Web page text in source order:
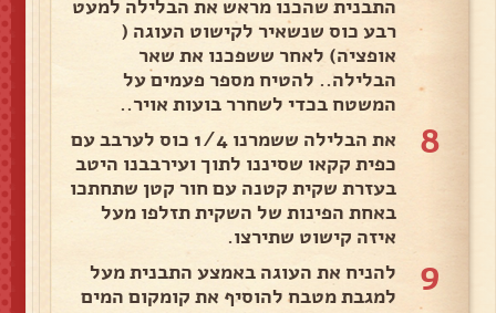
התבנית שהכנו מראש את הבלילה למעט
רבע כוס שנשאיר לקישוט העוגה (
אופציה) לאחר ששפכנו את שאר
הבלילה.. להטיח מספר פעמים על
המשטח בכדי לשחרר בועות אויר..
8
את הבלילה ששמרנו 1/4 כוס לערבב עם
כפית קקאו שסיננו לתוך ועירבבנו היטב
בעזרת שקית קטנה עם חור קטן שתחתכו
באחת הפינות של השקית תזלפו מעל
איזה קישוט שתירצו.
9
להניח את העוגה באמצע התבנית מעל
למגבת מטבח להוסיף את קומקום המים